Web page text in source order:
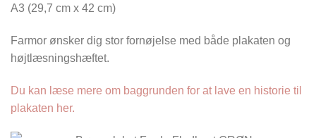
A3 (29,7 cm x 42 cm)
Farmor ønsker dig stor fornøjelse med både plakaten og
højtlæsningshæftet.
Du kan læse mere om baggrunden for at lave en historie til
plakaten her.